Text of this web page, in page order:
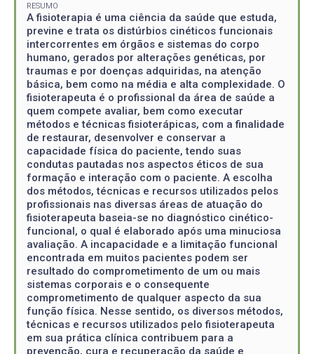
RESUMO
A fisioterapia é uma ciência da saúde que estuda,
previne e trata os distúrbios cinéticos funcionais
intercorrentes em órgãos e sistemas do corpo
humano, gerados por alterações genéticas, por
traumas e por doenças adquiridas, na atenção
básica, bem como na média e alta complexidade. O
fisioterapeuta é o profissional da área de saúde a
quem compete avaliar, bem como executar
métodos e técnicas fisioterápicas, com a finalidade
de restaurar, desenvolver e conservar a
capacidade física do paciente, tendo suas
condutas pautadas nos aspectos éticos de sua
formação e interação com o paciente. A escolha
dos métodos, técnicas e recursos utilizados pelos
profissionais nas diversas áreas de atuação do
fisioterapeuta baseia-se no diagnóstico cinético-
funcional, o qual é elaborado após uma minuciosa
avaliação. A incapacidade e a limitação funcional
encontrada em muitos pacientes podem ser
resultado do comprometimento de um ou mais
sistemas corporais e o consequente
comprometimento de qualquer aspecto da sua
função física. Nesse sentido, os diversos métodos,
técnicas e recursos utilizados pelo fisioterapeuta
em sua prática clínica contribuem para a
prevenção, cura e recuperação da saúde e